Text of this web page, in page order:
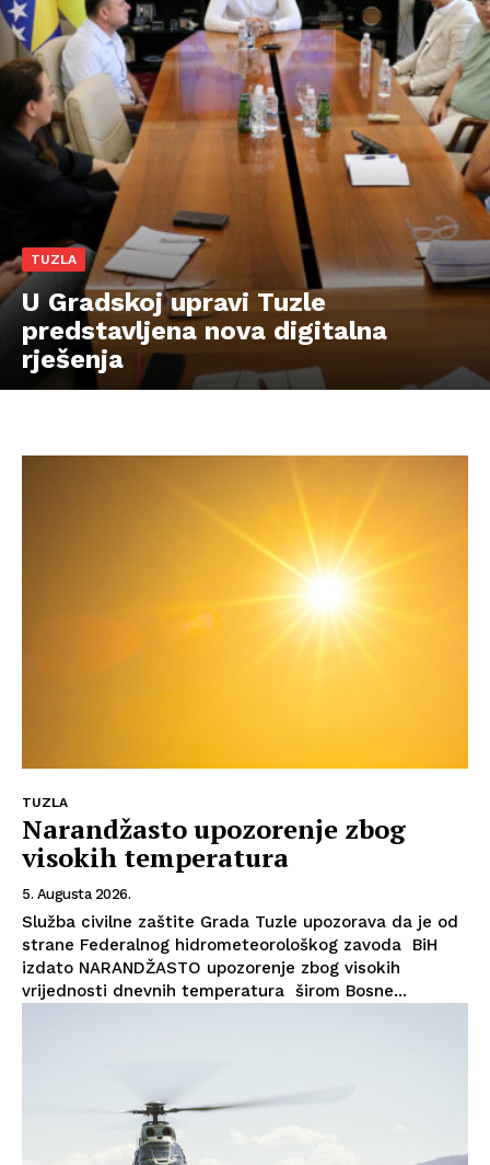
TUZLA
U Gradskoj upravi Tuzle
predstavljena nova digitalna
rješenja
TUZLA
Narandžasto upozorenje zbog
visokih temperatura
5. Augusta 2026.
Služba civilne zaštite Grada Tuzle upozorava da je od
strane Federalnog hidrometeorološkog zavoda BiH
izdato NARANDŽASTO upozorenje zbog visokih
vrijednosti dnevnih temperatura širom Bosne...